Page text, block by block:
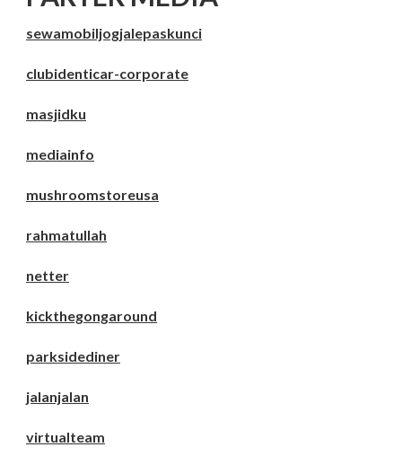
sewamobiljogjalepaskunci
clubidenticar-corporate
masjidku
mediainfo
mushroomstoreusa
rahmatullah
netter
kickthegongaround
parksidediner
jalanjalan
virtualteam